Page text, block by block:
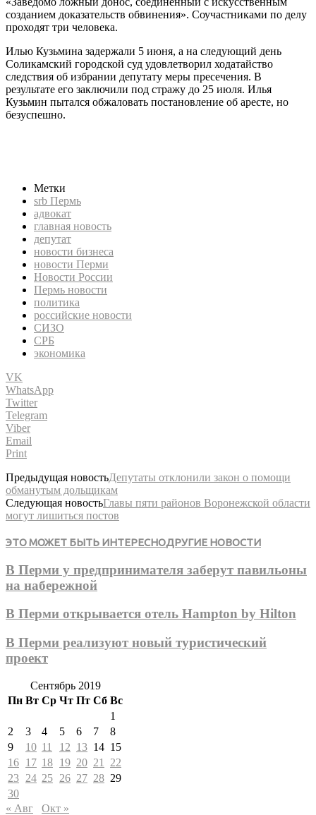
созданием доказательств обвинения». Соучастниками по делу
проходят три человека.
Илью Кузьмина задержали 5 июня, а на следующий день
Соликамский городской суд удовлетворил ходатайство
следствия об избрании депутату меры пресечения. В
результате его заключили под стражу до 25 июля. Илья
Кузьмин пытался обжаловать постановление об аресте, но
безуспешно.
Метки
srb Пермь
адвокат
главная новость
депутат
новости бизнеса
новости Перми
Новости России
Пермь новости
политика
российские новости
СИЗО
СРБ
экономика
VK
WhatsApp
Twitter
Telegram
Viber
Email
Print
Предыдущая новостьДепутаты отклонили закон о помощи
обманутым дольщикам
Следующая новостьГлавы пяти районов Воронежской области
могут лишиться постов
ЭТО МОЖЕТ БЫТЬ ИНТЕРЕСНОДРУГИЕ НОВОСТИ
В Перми у предпринимателя заберут павильоны
на набережной
В Перми открывается отель Hampton by Hilton
В Перми реализуют новый туристический
проект
Сентябрь 2019
Пн Вт Ср Чт Пт Сб Вс
1
2
3 4 5 6 7
8
9
10 11 12 13 14 15
16 17 18 19 20 21
22
23 24 25 26 27 28 29
30
« Авг
Окт »